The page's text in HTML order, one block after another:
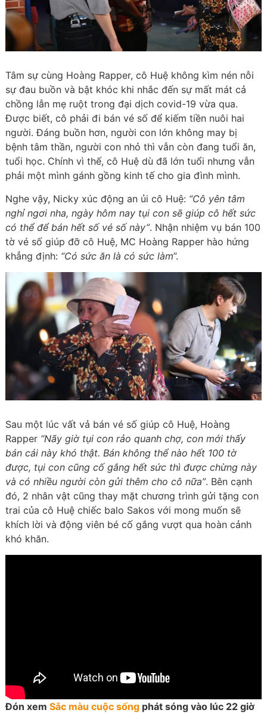
Tâm sự cùng Hoàng Rapper, cô Huệ không kìm nén nỗi
sự đau buồn và bật khóc khi nhắc đến sự mất mát cả
chồng lẫn mẹ ruột trong đại dịch covid-19 vừa qua.
Được biết, cô phải đi bán vé số để kiếm tiền nuôi hai
người. Đáng buồn hơn, người con lớn không may bị
bệnh tâm thần, người con nhỏ thì vẫn còn đang tuổi ăn,
tuổi học. Chính vì thế, cô Huệ dù đã lớn tuổi nhưng vẫn
phải một mình gánh gồng kinh tế cho gia đình mình.
Nghe vậy, Nicky xúc động an ủi cô Huệ: “Cô yên tâm
nghỉ ngơi nha, ngày hôm nay tụi con sẽ giúp cô hết sức
có thể để bán hết số vé số này”. Nhận nhiệm vụ bán 100
tờ vé số giúp đỡ cô Huệ, MC Hoàng Rapper hào hứng
khẳng định: “Có sức ăn là có sức làm”.
Sau một lúc vất vả bán vé số giúp cô Huệ, Hoàng
Rapper “Nãy giờ tụi con rảo quanh chợ, con mới thấy
bán cái này khó thật. Bán không thể nào hết 100 tờ
được, tụi con cũng cố gắng hết sức thì được chừng này
và có nhiều người còn gửi thêm cho cô nữa”. Bên cạnh
đó, 2 nhân vật cũng thay mặt chương trình gửi tặng con
trai của cô Huệ chiếc balo Sakos với mong muốn sẽ
khích lời và động viên bé cố gắng vượt qua hoàn cảnh
khó khăn.
Đón xem Sắc màu cuộc sốngphát sóng vào lúc 22 giờ